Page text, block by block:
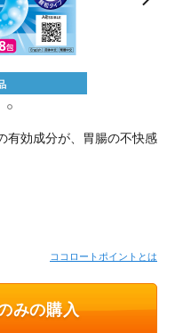
お問い合わせ
登録
有効成分が、胃腸の不快感
ココロートポイントとは
みの購入